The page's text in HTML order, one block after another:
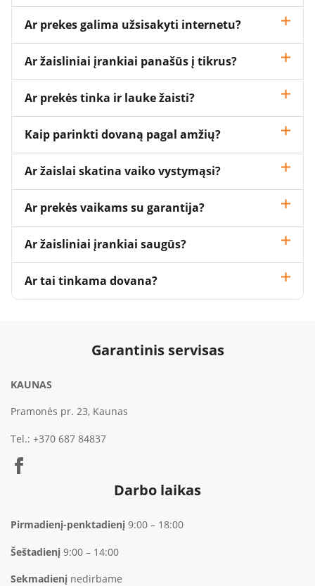
Ar prekes galima užsisakyti internetu?
Ar žaisliniai įrankiai panašūs į tikrus?
Ar prekės tinka ir lauke žaisti?
Kaip parinkti dovaną pagal amžių?
Ar žaislai skatina vaiko vystymąsi?
Ar prekės vaikams su garantija?
Ar žaisliniai įrankiai saugūs?
Ar tai tinkama dovana?
Garantinis servisas
KAUNAS
Pramonės pr. 23, Kaunas
Tel.: +370 687 84837
Darbo laikas
Pirmadienį-penktadienį 9:00 – 18:00
Šeštadienį 9:00 – 14:00
Sekmadienį nedirbame